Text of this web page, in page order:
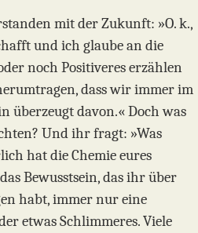
mit der Zukunft: »O. k.,
und ich glaube an die
noch Positiveres erzählen
dass wir immer im
überzeugt davon.« Doch was
Und ihr fragt: »Was
hat die Chemie eures
Bewusstsein, das ihr über
habt, immer nur eine
etwas Schlimmeres. Viele